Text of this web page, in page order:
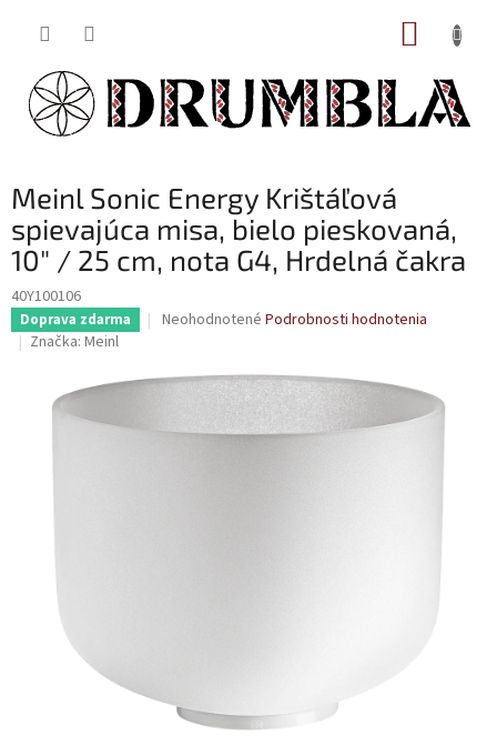
Meinl Sonic Energy Krištáľová
spievajúca misa, bielo pieskovaná,
10" / 25 cm, nota G4, Hrdelná čakra
40Y100106
Doprava zdarma
Priemerné
je
Neohodnotené Podrobnosti hodnotenia
Značka: Meinl